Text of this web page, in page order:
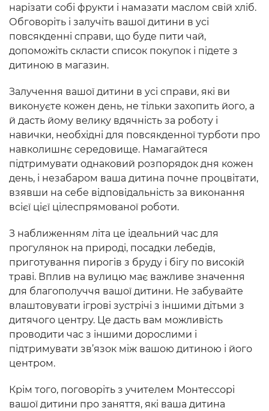
нарізати собі фрукти і намазати маслом свій хліб.
Обговоріть і залучіть вашої дитини в усі
повсякденні справи, що буде пити чай,
допоможіть скласти список покупок і підете з
дитиною в магазин.
Залучення вашої дитини в усі справи, які ви
виконуєте кожен день, не тільки захопить його, а
й дасть йому велику вдячність за роботу і
навички, необхідні для повсякденної турботи про
навколишнє середовище. Намагайтеся
підтримувати однаковий розпорядок дня кожен
день, і незабаром ваша дитина почне процвітати,
взявши на себе відповідальність за виконання
всієї цієї цілеспрямованої роботи.
З наближенням літа це ідеальний час для
прогулянок на природі, посадки лебедів,
приготування пирогів з бруду і бігу по високій
траві. Вплив на вулицю має важливе значення
для благополуччя вашої дитини. Не забувайте
влаштовувати ігрові зустрічі з іншими дітьми з
дитячого центру. Це дасть вам можливість
проводити час з іншими дорослими і
підтримувати зв’язок між вашою дитиною і його
центром.
Крім того, поговоріть з учителем Монтессорі
вашої дитини про заняття, які ваша дитина